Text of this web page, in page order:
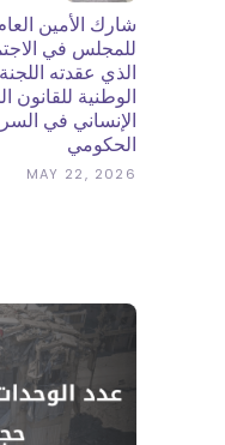
شارك الأمين
للمجلس في
الذي عقدته اللجنة
الوطنية للقانون
الإنساني في
الحكومي
MAY 22, 2026